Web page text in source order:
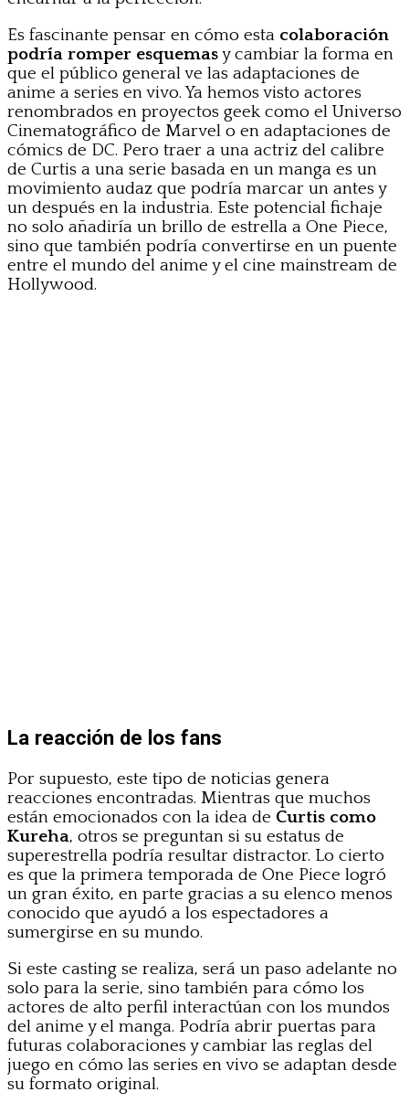
Es fascinante pensar en cómo esta colaboración
podría romper esquemasy cambiar la forma en
que el público general ve las adaptaciones de
anime a series en vivo. Ya hemos visto actores
renombrados en proyectos geek como el Universo
Cinematográfico de Marvel o en adaptaciones de
cómics de DC. Pero traer a una actriz del calibre
de Curtis a una serie basada en un manga es un
movimiento audaz que podría marcar un antes y
un después en la industria. Este potencial fichaje
no solo añadiría un brillo de estrella a One Piece,
sino que también podría convertirse en un puente
entre el mundo del anime y el cine mainstream de
Hollywood.
La reacción de los fans
Por supuesto, este tipo de noticias genera
reacciones encontradas. Mientras que muchos
están emocionados con la idea de Curtis como
Kureha, otros se preguntan si su estatus de
superestrella podría resultar distractor. Lo cierto
es que la primera temporada de One Piece logró
un gran éxito, en parte gracias a su elenco menos
conocido que ayudó a los espectadores a
sumergirse en su mundo.
Si este casting se realiza, será un paso adelante no
solo para la serie, sino también para cómo los
actores de alto perfil interactúan con los mundos
del anime y el manga. Podría abrir puertas para
futuras colaboraciones y cambiar las reglas del
juego en cómo las series en vivo se adaptan desde
su formato original.